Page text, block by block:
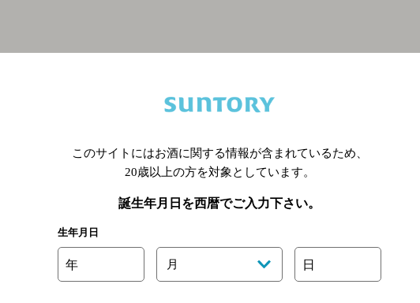
関連ページ
このサイトにはお酒に関する情報が含まれているため、
20歳以上の方を対象としています。
誕生年月日を西暦でご入力下さい。
生年月日
年 月 日